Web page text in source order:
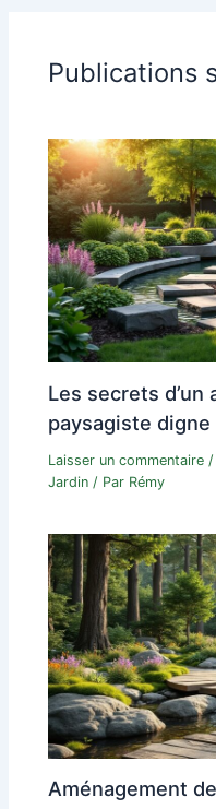
Publications
Les secrets d’un
paysagiste digne
Laisser un commentaire
Jardin / Par Rémy
Aménagement